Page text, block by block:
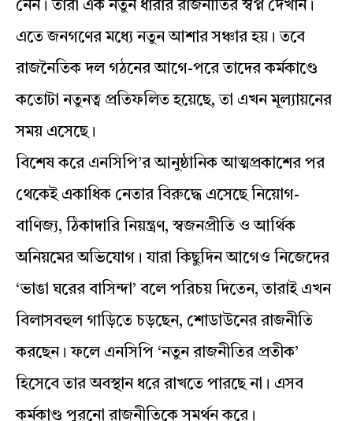
নেন। তারা এক নতুন ধারার রাজনীতির স্বপ্ন দেখান।
এতে জনগণের মধ্যে নতুন আশার সঞ্চার হয়। তবে
রাজনৈতিক দল গঠনের আগে-পরে তাদের কর্মকাণ্ডে
কতোটা নতুনত্ব প্রতিফলিত হয়েছে, তা এখন মূল্যায়নের
সময় এসেছে।
বিশেষ করে এনসিপি’র আনুষ্ঠানিক আত্মপ্রকাশের পর
থেকেই একাধিক নেতার বিরুদ্ধে এসেছে নিয়োগ-
বাণিজ্য, ঠিকাদারি নিয়ন্ত্রণ, স্বজনপ্রীতি ও আর্থিক
অনিয়মের অভিযোগ। যারা কিছুদিন আগেও নিজেদের
‘ভাঙা ঘরের বাসিন্দা’ বলে পরিচয় দিতেন, তারাই এখন
বিলাসবহুল গাড়িতে চড়ছেন, শোডাউনের রাজনীতি
করছেন। ফলে এনসিপি ‘নতুন রাজনীতির প্রতীক’
হিসেবে তার অবস্থান ধরে রাখতে পারছে না। এসব
কর্মকাণ্ড পুরনো রাজনীতিকে সমর্থন করে।